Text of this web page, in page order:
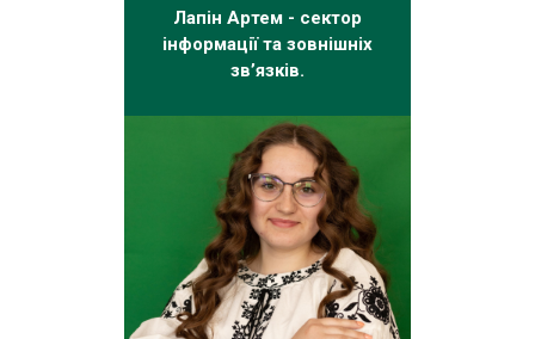
Лапін Артем - сектор
інформації та зовнішніх
зв’язків.